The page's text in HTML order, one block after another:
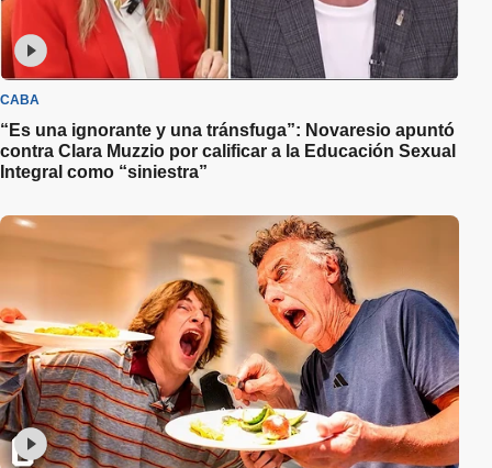
CABA
“Es una ignorante y una tránsfuga”: Novaresio apuntó
contra Clara Muzzio por calificar a la Educación Sexual
Integral como “siniestra”